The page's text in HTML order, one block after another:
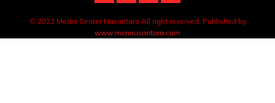
© 2022 Media Center Nusantara All right reserved. Published by
www.mcnnusantara.com